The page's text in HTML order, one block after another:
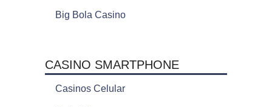
Big Bola Casino
CASINO SMARTPHONE
Casinos Celular